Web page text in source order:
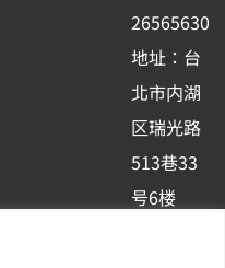
-
s
q
u
a
r
26565630
地址：台
北市内湖
区瑞光路
513巷33
号6楼